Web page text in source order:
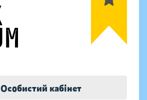
Особистий кабінет